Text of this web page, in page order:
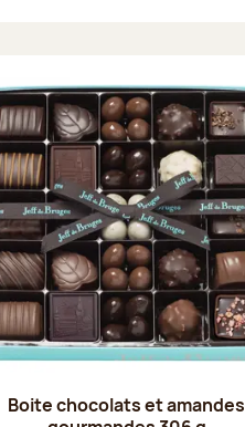
Boite chocolats et amandes